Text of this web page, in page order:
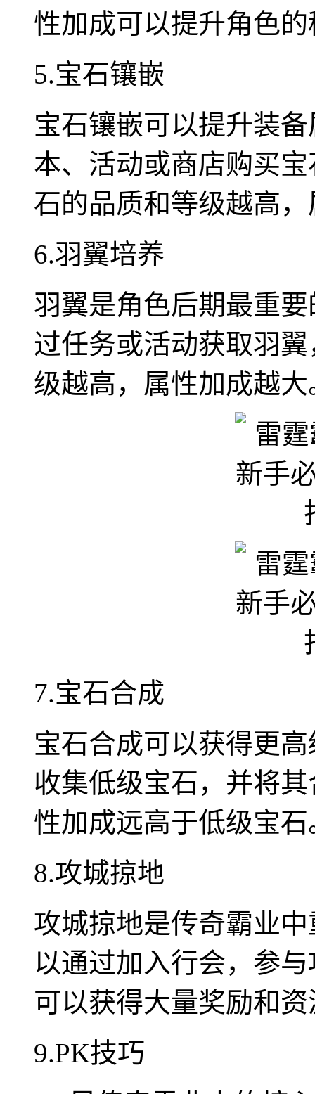
性加成可以提升角色
5.宝石镶嵌
宝石镶嵌可以提升装
本、活动或商店购买
石的品质和等级越高
6.羽翼培养
羽翼是角色后期最重
过任务或活动获取羽
级越高，属性加成越大
7.宝石合成
宝石合成可以获得更
收集低级宝石，并将
性加成远高于低级宝石
8.攻城掠地
攻城掠地是传奇霸业
以通过加入行会，参
可以获得大量奖励和资
9.PK技巧